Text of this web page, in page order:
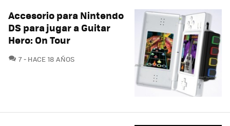
Accesorio para Nintendo
DS para jugar a Guitar
Hero: On Tour
7COMENTARIOS
HACE 18 AÑOS